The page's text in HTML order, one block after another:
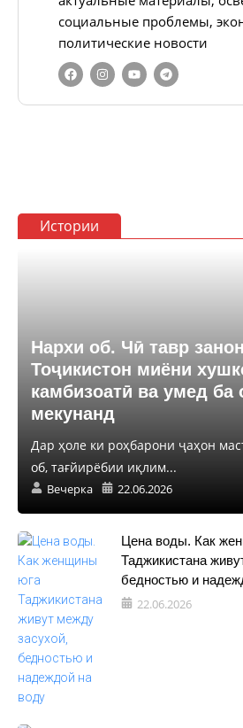
социальные проблемы,
политические новости
Истории
Нархи об. Чӣ тавр
Тоҷикистон миёни
камбизоатӣ ва умед ба
мекунанд
Дар ҳоле ки роҳбарони ҷаҳон
об, тағйирёбии иқлим...
Вечерка 22.06.2026
Цена воды. Как
Таджикистана
бедностью и
22.06.2026